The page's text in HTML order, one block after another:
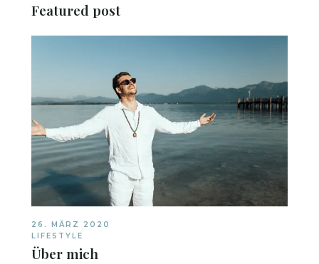
Featured post
26. MÄRZ 2020
LIFESTYLE
Über mich